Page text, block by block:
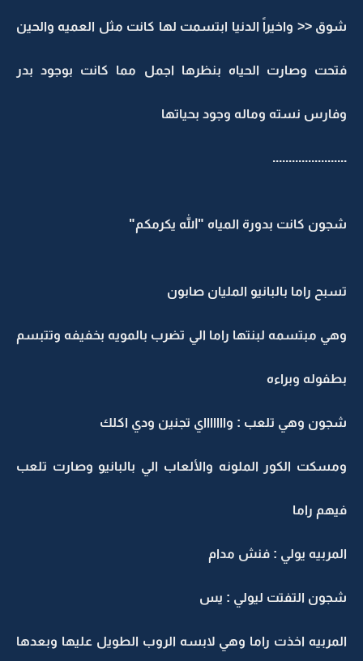
شوق << واخيراً الدنيا ابتسمت لها كانت مثل العميه والحين
فتحت وصارت الحياه بنظرها اجمل مما كانت بوجود بدر
وفارس نسته وماله وجود بحياتها
.......................
شجون كانت بدورة المياه "الله يكرمكم"
تسبح راما بالبانيو المليان صابون
وهي مبتسمه لبنتها راما الي تضرب بالمويه بخفيفه وتتبسم
بطفوله وبراءه
شجون وهي تلعب : واااااااي تجنين ودي اكلك
ومسكت الكور الملونه والألعاب الي بالبانيو وصارت تلعب
فيهم راما
المربيه يولي : فنش مدام
شجون التفتت ليولي : يس
المربيه اخذت راما وهي لابسه الروب الطويل عليها وبعدها